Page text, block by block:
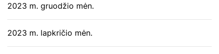
2023 m. gruodžio mėn.
2023 m. lapkričio mėn.